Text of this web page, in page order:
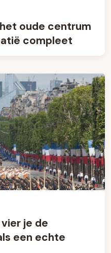
oude centrum
compleet
vier je de
een echte